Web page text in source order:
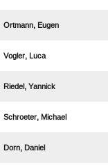
 
 
 
 
 